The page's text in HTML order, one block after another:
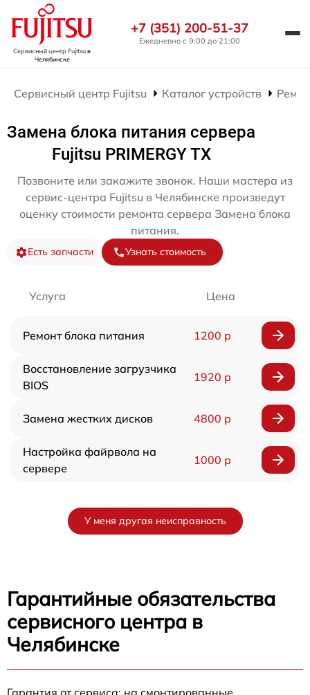
Сервисный центр Fujitsuв
Челябинске
+7 (351) 200-51-37
Ежедневно с 9:00 до 21:00
Сервисный центр Fujitsu Каталог устройств
Замена блока питания сервера
Fujitsu PRIMERGY TX
Позвоните или закажите звонок. Наши мастера из
сервис-центра Fujitsu в Челябинске произведут
оценку стоимости ремонта сервера Замена блока
питания.
Есть запчасти Узнать стоимость
Услуга Цена
Ремонт блока питания 1200 р
Восстановление загрузчика
BIOS
1920 р
Замена жестких дисков 4800 р
Настройка файрвола на
сервере
1000 р
У меня другая неисправность
Гарантийные обязательства
сервисного центра в
Челябинске
Гарантия от сервиса: на смонтированные